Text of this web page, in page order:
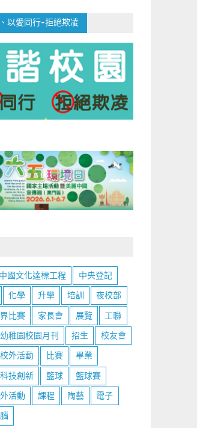
以愛同行-拒絕欺凌
中國文化達標工程 中央登記
化學 升學 培訓 夜校部
比賽 家長會 展覽 工聯
幼稚園校園月刊 招生 校友會
校外活動 比賽 畢業
科技創新 籃球 籃球賽
活動 課程 陶藝 電子